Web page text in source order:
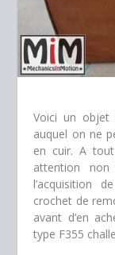
Voici un objet
auquel on ne
en cuir. A
attention
l’acquisition
crochet de
avant d’en
type F355